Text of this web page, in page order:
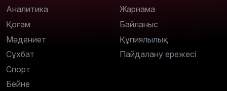
Аналитика
Қоғам
Мәдениет
Сұхбат
Спорт
Бейне
Жарнама
Байланыс
Құпиялылық
Пайдалану ережесі